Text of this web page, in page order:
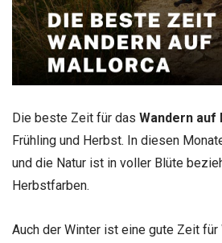
Die beste Zeit für das Wandern auf
Frühling und Herbst. In diesen
und die Natur ist in voller Blüte
Herbstfarben.
Auch der Winter ist eine gute Zeit für